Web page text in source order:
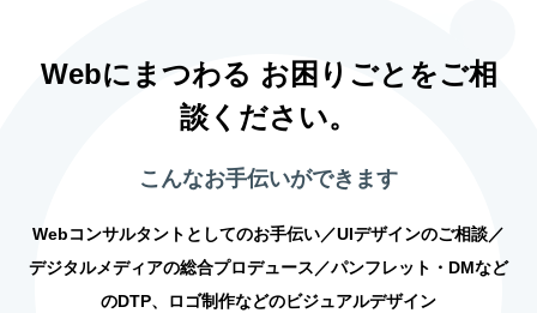
Webにまつわる お困りごとをご相
談ください。
こんなお手伝いができます
Webコンサルタントとしてのお手伝い／UIデザインのご相談／
デジタルメディアの総合プロデュース／パンフレット・DMなど
のDTP、ロゴ制作などのビジュアルデザイン